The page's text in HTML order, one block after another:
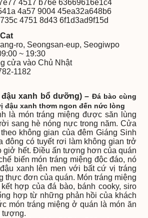
ro, Seongsan-eup, Seogiwpo
~ 19:30
cửa vào Chủ Nhật
1182
xanh bổ dưỡng) – Đá bào cùng
đậu xanh thơm ngon đến nức lòng
là món tráng miệng được săn lùng
sang hè nóng nực trong năm. Cửa
không gian của đêm Giáng Sinh
đông có tuyết rơi làm không gian trở
giở hết. Điều ấn tượng hơn của quán
biến món tráng miệng độc đáo, nó
xanh lên men với bất cứ vị tráng
thực đơn của quán. Món tráng miệng
hợp của đá bào, bánh cooky, siro
hợp từ những phản hồi của khách
món tráng miệng ở quán là món ăn
tượng.